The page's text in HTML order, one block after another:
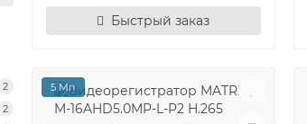
2
2
Быстрый заказ
5 Мп